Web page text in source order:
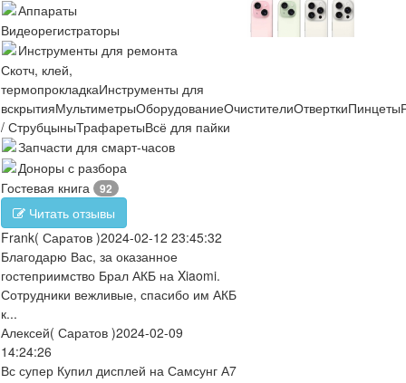
Аппараты
Видеорегистраторы
Инструменты для ремонта
Скотч, клей,
термопрокладкаИнструменты для
вскрытияМультиметрыОборудованиеОчистителиОтверткиПинцеты
/ СтрубцыныТрафаретыВсё для пайки
Запчасти для смарт-часов
Доноры с разбора
Гостевая книга
92
Читать отзывы
Frank( Саратов )2024-02-12 23:45:32
Благодарю Вас, за оказанное
гостеприимство Брал АКБ на Xiaomi.
Сотрудники вежливые, спасибо им АКБ
к...
Алексей( Саратов )2024-02-09
14:24:26
Вс супер Купил дисплей на Самсунг А7